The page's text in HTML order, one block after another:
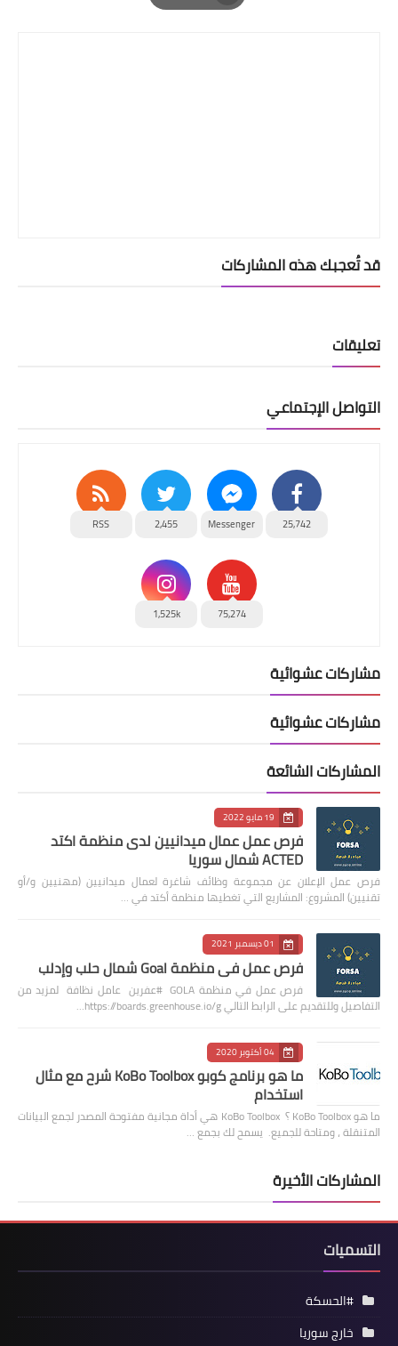
Print
قد تُعجبك هذه المشاركات
تعليقات
التواصل الإجتماعي
25,742
Messenger
2,455
RSS
75,274
1,525k
مشاركات عشوائية
مشاركات عشوائية
المشاركات الشائعة
19 مايو 2022
فرص عمل عمال ميدانيين لدى منظمة اكتد
ACTED شمال سوريا
فرص عمل الإعلان عن مجموعة وظائف شاغرة لعمال ميدانيين (مهنيين و/أو
تقنيين) المشروع: المشاريع التي تغطيها منظمة أكتد في …
01 ديسمبر 2021
فرص عمل في منظمة Goal شمال حلب وإدلب
فرص عمل في منظمة GOLA #عفرين عامل نظافة لمزيد من
التفاصيل وللتقديم على الرابط التالي https://boards.greenhouse.io/g…
04 أكتوبر 2020
ما هو برنامج كوبو KoBo Toolbox شرح مع مثال
استخدام
ما هو KoBo Toolbox ؟ KoBo Toolbox هي أداة مجانية مفتوحة المصدر لجمع البيانات
المتنقلة ، ومتاحة للجميع. يسمح لك بجمع …
المشاركات الأخيرة
التسميات
#الحسكة
خارج سوريا